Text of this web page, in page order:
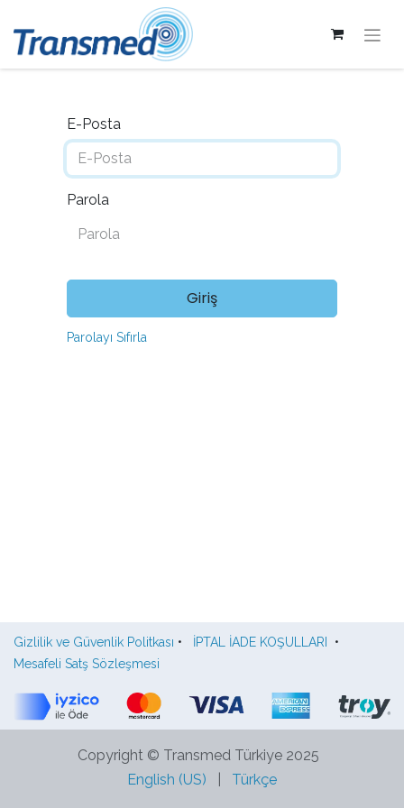
E-Posta
Parola
Giriş
Parolayı Sıfırla
Gizlilik ve Güvenlik Politkası • İPTAL İADE KOŞULLARI
•
Mesafeli Satş Sözleşmesi
Copyright © Transmed Türkiye 2025
English (US)
Türkçe